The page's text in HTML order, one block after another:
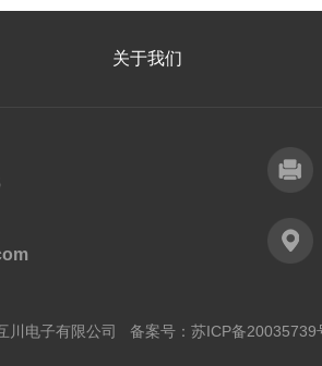
关于我们
川电子有限公司 备案号： 苏ICP备20035739